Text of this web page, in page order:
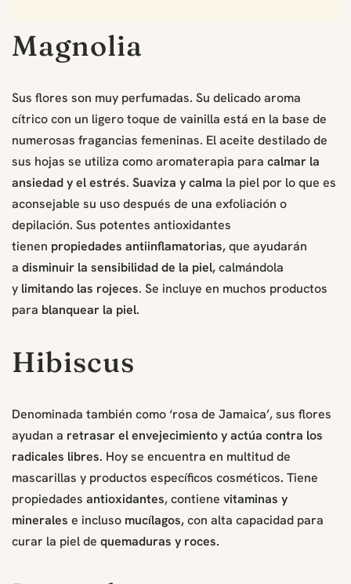
Magnolia
Sus flores son muy perfumadas. Su delicado aroma
cítrico con un ligero toque de vainilla está en la base de
numerosas fragancias femeninas. El aceite destilado de
sus hojas se utiliza como aromaterapia para calmar la
ansiedad y el estrés. Suaviza y calma la piel por lo que es
aconsejable su uso después de una exfoliación o
depilación. Sus potentes antioxidantes
tienen propiedades antiinflamatorias,que ayudarán
a disminuir la sensibilidad de la piel,calmándola
y limitando las rojeces. Se incluye en muchos productos
para blanquear la piel.
Hibiscus
Denominada también como ‘rosa de Jamaica’, sus flores
ayudan a retrasar el envejecimiento y actúa contra los
radicales libres. Hoy se encuentra en multitud de
mascarillas y productos específicos cosméticos. Tiene
propiedades antioxidantes, contiene vitaminas y
minerales e incluso mucílagos,con alta capacidad para
curar la piel de quemaduras y roces.